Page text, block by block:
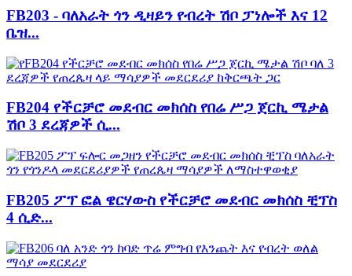
FB203 - ባለአራት ጎን ዲዛይን የብረት ሽቦ ፓነሎች እና 12
ቤዝ...
FB204 የችርቻሮ መደብር መክሰስ የበሬ ሥጋ ጀርኪ ሜታል
ሽቦ 3 ደረጃዎች ሲ...
FB205 ፖፕ ፎል ዌርሃውስ የችርቻሮ መደብር መክሰስ ቺፕስ
4 ሲድ...